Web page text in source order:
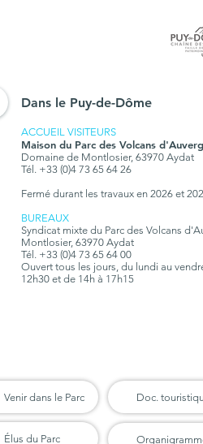
pour
la
"DU
en ligne
Puys -
Dans le Puy-de-Dôme
ACCUEIL VISITEURS
Maison du Parc des Volcans
Domaine de Montlosier, 63970 Aydat
Tél. +33 (0)4 73 65 64 26
Fermé durant les travaux en 2026 et
BUREAUX
Syndicat mixte du Parc des Volcans
Montlosier, 63970 Aydat
Tél. +33 (0)4 73 65 64 00
Ouvert tous les jours, du lundi au
12h30 et de 14h à 17h15
Venir dans le Parc Doc.
Élus du Parc